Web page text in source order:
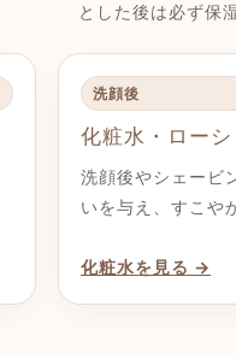
とした後は必ず保
洗顔後
化粧水・ローシ
洗顔後やシェービ
いを与え、すこや
化粧水を見る →